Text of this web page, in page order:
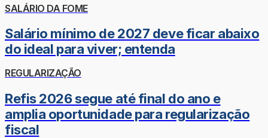
SALÁRIO DA FOME
Salário mínimo de 2027 deve ficar abaixo
do ideal para viver; entenda
REGULARIZAÇÃO
Refis 2026 segue até final do ano e
amplia oportunidade para regularização
fiscal